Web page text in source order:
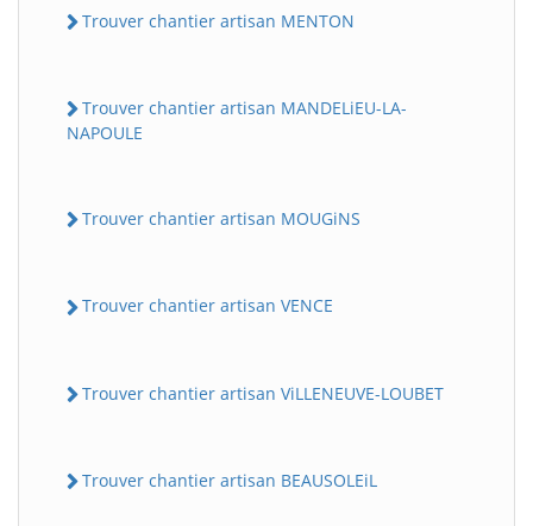
Trouver chantier artisan MENTON
Trouver chantier artisan MANDELiEU-LA-
NAPOULE
Trouver chantier artisan MOUGiNS
Trouver chantier artisan VENCE
Trouver chantier artisan ViLLENEUVE-LOUBET
Trouver chantier artisan BEAUSOLEiL